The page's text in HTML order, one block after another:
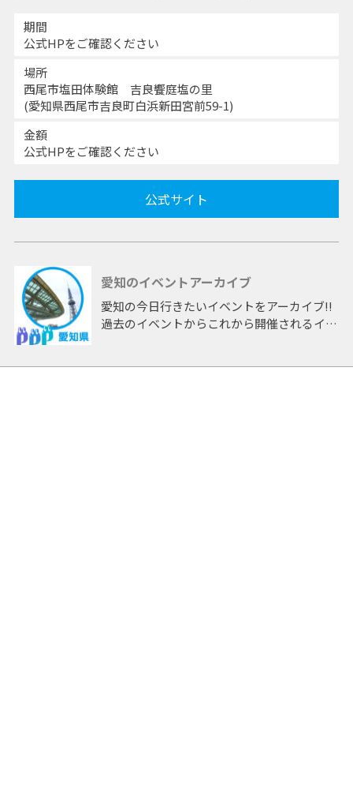
期間
公式HPをご確認ください
場所
西尾市塩田体験館 吉良饗庭塩の里
(愛知県西尾市吉良町白浜新田宮前59-1)
金額
公式HPをご確認ください
公式サイト
愛知のイベントアーカイブ
愛知の今日行きたいイベントをアーカイブ!!
過去のイベントからこれから開催されるイベ